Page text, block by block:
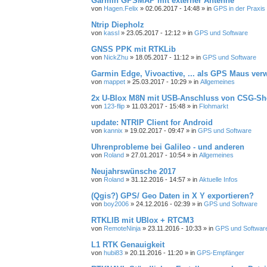
von Hagen.Felix » 02.06.2017 - 14:48 » in GPS in der Praxis
Ntrip Diepholz
von kassl » 23.05.2017 - 12:12 » in GPS und Software
GNSS PPK mit RTKLib
von NickZhu » 18.05.2017 - 11:12 » in GPS und Software
Garmin Edge, Vivoactive, ... als GPS Maus
von mappet » 25.03.2017 - 10:29 » in Allgemeines
2x U-Blox M8N mit USB-Anschluss von CSG-
von 123-flip » 11.03.2017 - 15:48 » in Flohmarkt
update: NTRIP Client for Android
von kannix » 19.02.2017 - 09:47 » in GPS und Software
Uhrenprobleme bei Galileo - und anderen
von Roland » 27.01.2017 - 10:54 » in Allgemeines
Neujahrswünsche 2017
von Roland » 31.12.2016 - 14:57 » in Aktuelle Infos
(Qgis?) GPS/ Geo Daten in X Y exportieren?
von boy2006 » 24.12.2016 - 02:39 » in GPS und Software
RTKLIB mit UBlox + RTCM3
von RemoteNinja » 23.11.2016 - 10:33 » in GPS und
L1 RTK Genauigkeit
von hubi83 » 20.11.2016 - 11:20 » in GPS-Empfänger